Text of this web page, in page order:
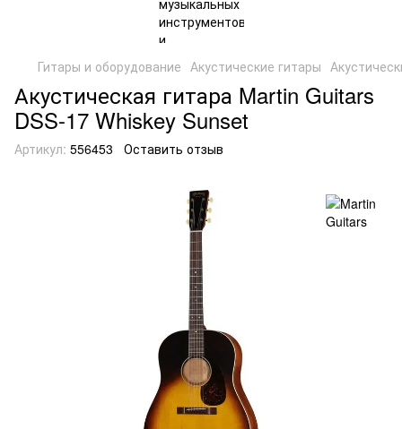
Гитары и оборудование Акустические гитары
Акустическая гитара Martin Guitars
DSS-17 Whiskey Sunset
Артикул: 556453 Оставить отзыв